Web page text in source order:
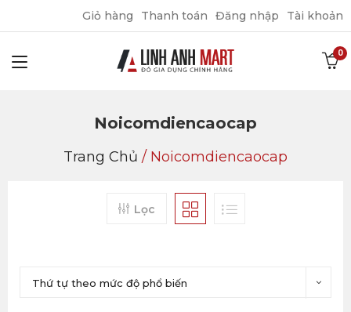
Giỏ hàng Thanh toán Đăng nhập Tài khoản
Noicomdiencaocap
Trang Chủ / Noicomdiencaocap
Lọc
Thứ tự theo mức độ phổ biến